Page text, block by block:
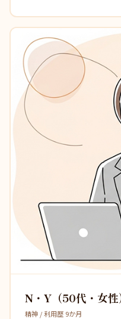
N・Y（50代・女性
精神 / 利用歴 9か月